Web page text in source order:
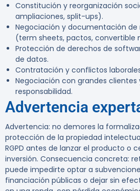
Constitución y reorganización
ampliaciones, split-ups).
Negociación y documentación de
(term sheets, pactos, convertible
Protección de derechos de
de datos.
Contratación y conflictos
Negociación con grandes clientes
responsabilidad.
Advertencia
Advertencia: no demores la
protección de la propiedad
RGPD antes de lanzar el producto o
inversión. Consecuencia concreta:
puede impedirte optar a
financiación públicas o dejar sin